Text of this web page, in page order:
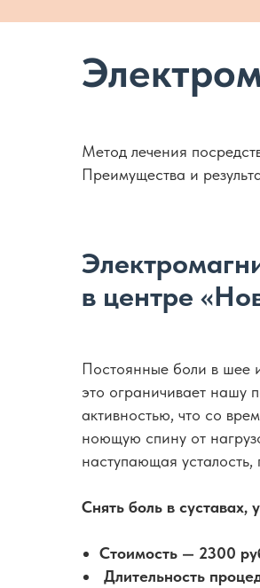
Метод лечения
Преимущества и
в центре
Постоянные боли в шее
это ограничивает нашу
активностью, что со
ноющую спину от
наступающая
Снять боль в
Стоимость — 2300
Длительность